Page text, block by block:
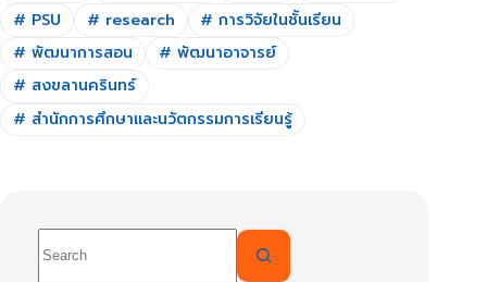
# PSU # research # การวิจัยในชั้นเรียน
# พัฒนาการสอน # พัฒนาอาจารย์
# สงขลานครินทร์
# สำนักการศึกษาและนวัตกรรมการเรียนรู้
results